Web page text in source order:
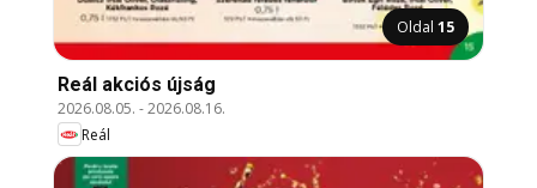
Oldal 15
Reál akciós újság
2026.08.05. -2026.08.16.
Reál